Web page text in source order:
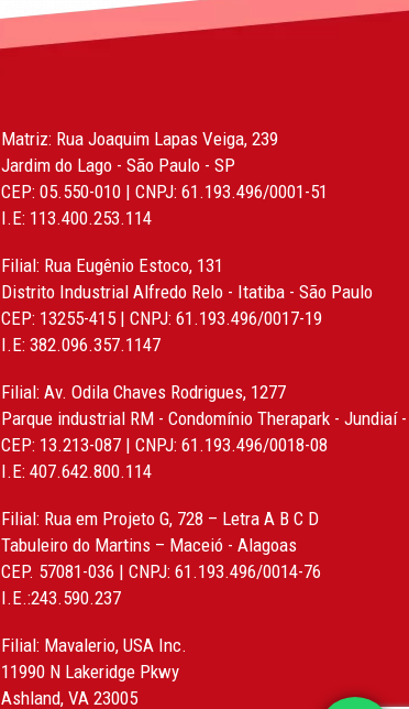
Matriz: Rua Joaquim Lapas Veiga, 239
Jardim do Lago - São Paulo - SP
CEP: 05.550-010 | CNPJ: 61.193.496/0001-51
I.E: 113.400.253.114
Filial: Rua Eugênio Estoco, 131
Distrito Industrial Alfredo Relo - Itatiba - São Paulo
CEP: 13255-415 | CNPJ: 61.193.496/0017-19
I.E: 382.096.357.1147
Filial: Av. Odila Chaves Rodrigues, 1277
Parque industrial RM - Condomínio Therapark - Jundiaí
CEP: 13.213-087 | CNPJ: 61.193.496/0018-08
I.E: 407.642.800.114
Filial: Rua em Projeto G, 728 – Letra A B C D
Tabuleiro do Martins – Maceió - Alagoas
CEP. 57081-036 | CNPJ: 61.193.496/0014-76
I.E.:243.590.237
Filial: Mavalerio, USA Inc.
11990 N Lakeridge Pkwy
Ashland, VA 23005